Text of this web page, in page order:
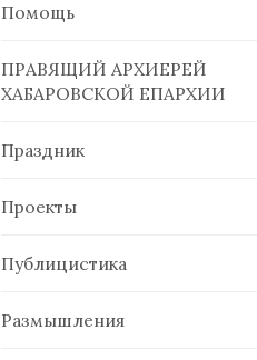
Помощь
ПРАВЯЩИЙ АРХИЕРЕЙ
ХАБАРОВСКОЙ ЕПАРХИИ
Праздник
Проекты
Публицистика
Размышления